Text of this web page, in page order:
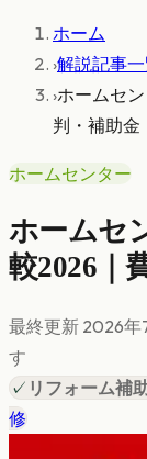
ホーム
›解説記事
›ホームセ
判・補助金
ホームセンター
ホームセ
較2026｜
最終更新 2026年
す
✓ リフォーム補
修